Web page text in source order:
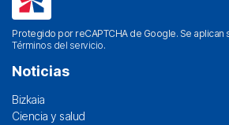
Protegido por reCAPTCHA de Google. Se aplican
Términos del servicio.
Noticias
Bizkaia
Ciencia y salud